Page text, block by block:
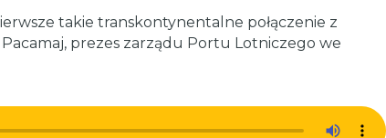
takie transkontynentalne połączenie z
Pacamaj, prezes zarządu Portu Lotniczego we